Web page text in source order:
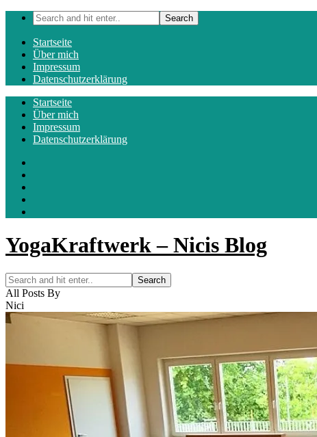
Startseite
Über mich
Impressum
Datenschutzerklärung
Startseite
Über mich
Impressum
Datenschutzerklärung
YogaKraftwerk – Nicis Blog
All Posts By
Nici